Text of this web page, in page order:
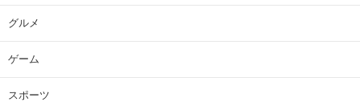
グルメ
ゲーム
スポーツ